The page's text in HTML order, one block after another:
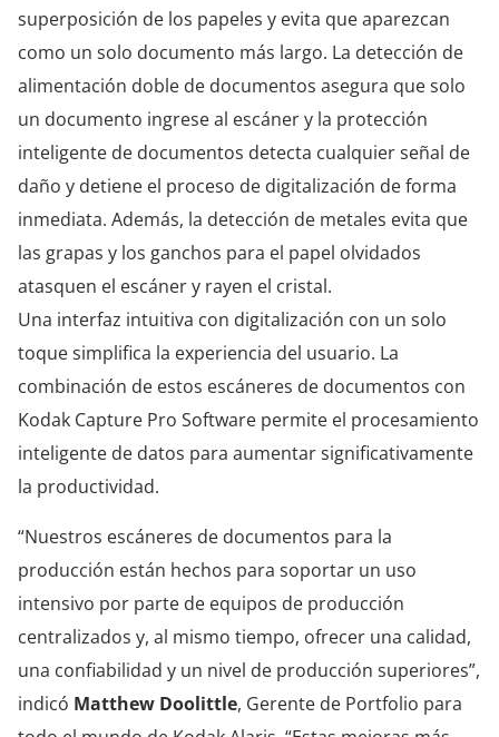
superposición de los papeles y evita que aparezcan
como un solo documento más largo. La detección de
alimentación doble de documentos asegura que solo
un documento ingrese al escáner y la protección
inteligente de documentos detecta cualquier señal de
daño y detiene el proceso de digitalización de forma
inmediata. Además, la detección de metales evita que
las grapas y los ganchos para el papel olvidados
atasquen el escáner y rayen el cristal.
Una interfaz intuitiva con digitalización con un solo
toque simplifica la experiencia del usuario. La
combinación de estos escáneres de documentos con
Kodak Capture Pro Software permite el procesamiento
inteligente de datos para aumentar significativamente
la productividad.
“Nuestros escáneres de documentos para la
producción están hechos para soportar un uso
intensivo por parte de equipos de producción
centralizados y, al mismo tiempo, ofrecer una calidad,
una confiabilidad y un nivel de producción superiores”,
indicó Matthew Doolittle, Gerente de Portfolio para